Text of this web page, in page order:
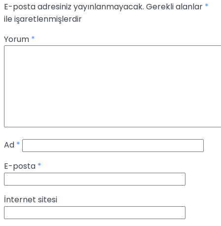
E-posta adresiniz yayınlanmayacak. Gerekli alanlar *
ile işaretlenmişlerdir
Yorum *
Ad *
E-posta *
İnternet sitesi